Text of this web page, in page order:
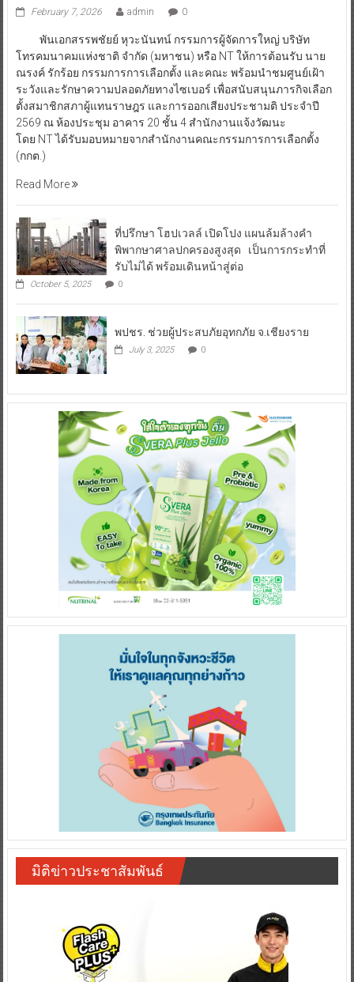
พันเอกสรรพชัยย์ หุวะนันทน์ กรรมการผู้จัดการใหญ่ บริษัท
โทรคมนาคมแห่งชาติ จำกัด (มหาชน) หรือ NT ให้การต้อนรับ นาย
ณรงค์ รักร้อย กรรมการการเลือกตั้ง และคณะ พร้อมนำชมศูนย์เฝ้า
ระวังและรักษาความปลอดภัยทางไซเบอร์ เพื่อสนับสนุนภารกิจเลือก
ตั้งสมาชิกสภาผู้แทนราษฎร และการออกเสียงประชามติ ประจำปี
2569 ณ ห้องประชุม อาคาร 20 ชั้น 4 สำนักงานแจ้งวัฒนะ
โดย NT ได้รับมอบหมายจากสำนักงานคณะกรรมการการเลือกตั้ง
ที่ปรึกษา โฮปเวลล์ เปิดโปง แผนล้มล้างคำ
พิพากษาศาลปกครองสูงสุด เป็นการกระทำที่
รับไม่ได้ พร้อมเดินหน้าสู่ต่อ
พปชร. ช่วยผู้ประสบภัยอุทกภัย จ.เชียงราย
มิติข่าวประชาสัมพันธ์